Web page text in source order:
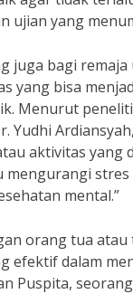
ujian yang
juga bagi
yang bisa
Menurut
Yudhi
aktivitas yang
mengurangi stres
mental.”
orang tua atau
efektif dalam
Puspita,